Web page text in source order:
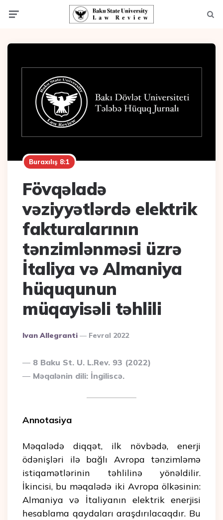
Buraxılış 8:1
Fövqəladə
vəziyyətlərdə elektrik
fakturalarının
tənzimlənməsi üzrə
İtaliya və Almaniya
hüququnun
müqayisəli təhlili
Posted
Ivan Allegranti Fevral 2022
8 Baku St. U. L.Rev. 93 (2022)
Məqalənin dili: İngiliscə.
Annotasiya
Məqalədə diqqət, ilk növbədə, enerji
ödənişləri ilə bağlı Avropa tənzimləmə
istiqamətlərinin təhlilinə yönəldilir.
İkincisi, bu məqalədə iki Avropa ölkəsinin:
Almaniya və İtaliyanın elektrik enerjisi
hesablama qaydaları araşdırılacaqdır. Bu